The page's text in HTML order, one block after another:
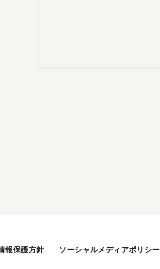
報保護方針
ソーシャルメディアポリシー